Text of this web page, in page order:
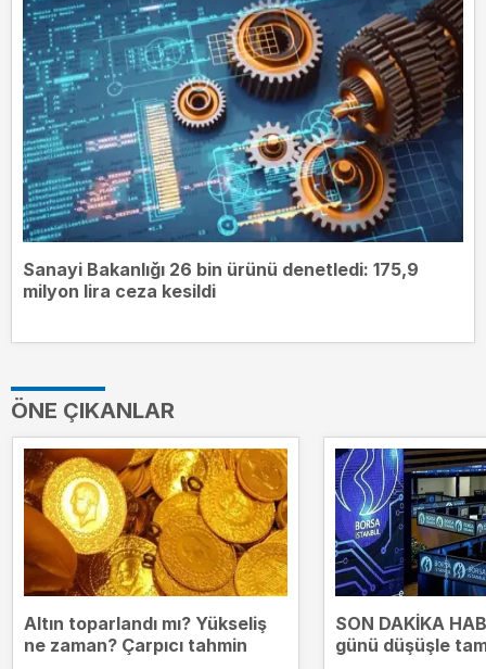
Sanayi Bakanlığı 26 bin ürünü denetledi: 175,9
milyon lira ceza kesildi
ÖNE ÇIKANLAR
Altın toparlandı mı? Yükseliş
ne zaman? Çarpıcı tahmin
SON DAKİKA
günü düşüşle